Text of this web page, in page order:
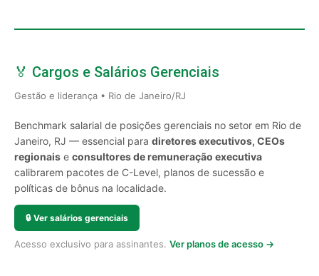
🏅 Cargos e Salários Gerenciais
Gestão e liderança • Rio de Janeiro/RJ
Benchmark salarial de posições gerenciais no setor em Rio de
Janeiro, RJ — essencial para diretores executivos, CEOs
regionais e consultores de remuneração executiva
calibrarem pacotes de C-Level, planos de sucessão e
políticas de bônus na localidade.
🔒 Ver salários gerenciais
Acesso exclusivo para assinantes. Ver planos de acesso →